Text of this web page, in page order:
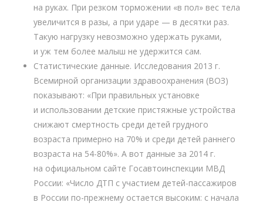
на руках. При резком торможении «в пол» вес тела
увеличится в разы, а при ударе — в десятки раз.
Такую нагрузку невозможно удержать руками,
и уж тем более малыш не удержится сам.
Статистические данные. Исследования 2013 г.
Всемирной организации здравоохранения (ВОЗ)
показывают: «При правильных установке
и использовании детские пристяжные устройства
снижают смертность среди детей грудного
возраста примерно на 70% и среди детей раннего
возраста на 54-80%». А вот данные за 2014 г.
на официальном сайте Госавтоинспекции МВД
России: «Число ДТП с участием детей-пассажиров
в России по-прежнему остается высоким: с начала